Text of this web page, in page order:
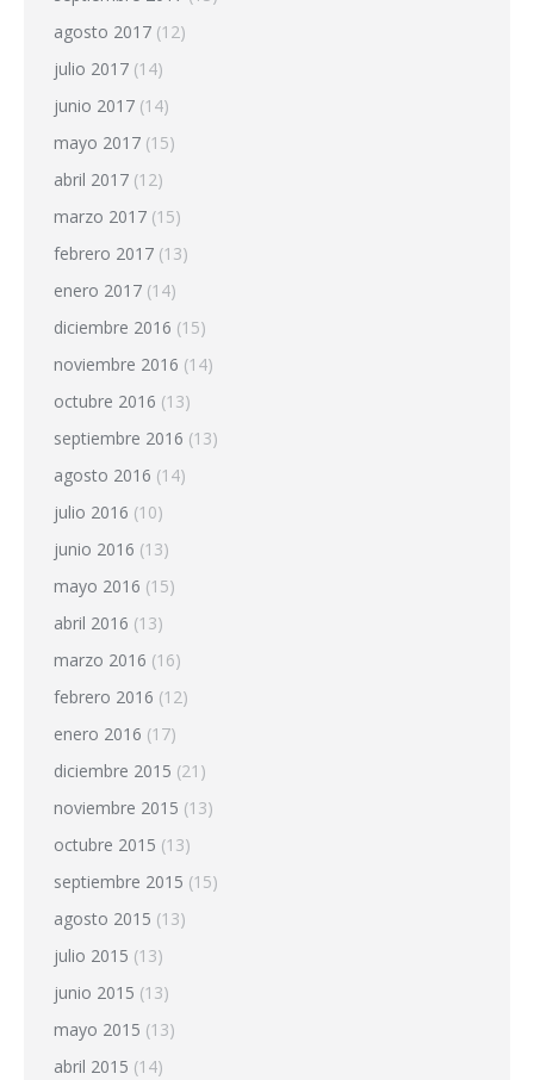
agosto 2017 (12)
julio 2017 (14)
junio 2017 (14)
mayo 2017 (15)
abril 2017 (12)
marzo 2017 (15)
febrero 2017 (13)
enero 2017 (14)
diciembre 2016 (15)
noviembre 2016 (14)
octubre 2016 (13)
septiembre 2016 (13)
agosto 2016 (14)
julio 2016 (10)
junio 2016 (13)
mayo 2016 (15)
abril 2016 (13)
marzo 2016 (16)
febrero 2016 (12)
enero 2016 (17)
diciembre 2015 (21)
noviembre 2015 (13)
octubre 2015 (13)
septiembre 2015 (15)
agosto 2015 (13)
julio 2015 (13)
junio 2015 (13)
mayo 2015 (13)
abril 2015 (14)